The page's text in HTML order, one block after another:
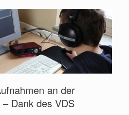
an der
Dank des VDS